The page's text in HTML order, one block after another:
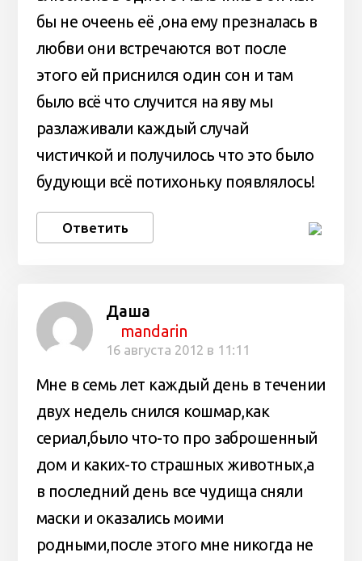
бы не очеень её ,она ему презналась в
любви они встречаются вот после
этого ей приснился один сон и там
было всё что случится на яву мы
разлаживали каждый случай
чистичкой и получилось что это было
будующи всё потихоньку появлялось!
Ответить
Даша
mandarin
16 августа 2012 в 11:11
Мне в семь лет каждый день в течении
двух недель снился кошмар,как
сериал,было что-то про заброшенный
дом и каких-то страшных животных,а
в последний день все чудища сняли
маски и оказались моими
родными,после этого мне никогда не